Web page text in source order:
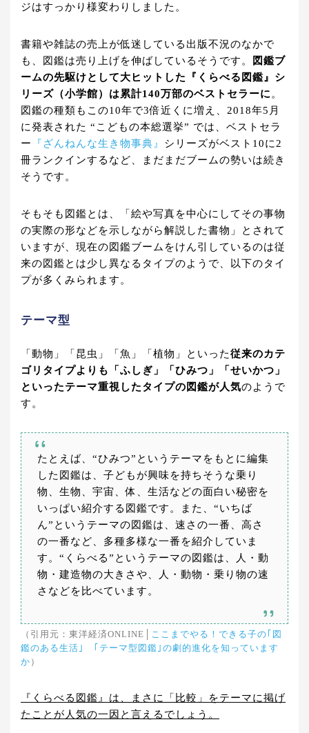
ジはすっかり様変わりしました。
書籍や雑誌の売上が低迷している出版不況のなかで
も、図鑑は売り上げを伸ばしているそうです。
図鑑ブ
ームの先駆けとして大ヒットした『くらべる図鑑』シ
リーズ（小学館）は累計140万部のベストセラーに 。
図鑑の種類もこの10年で3倍近くに増え、2018年5月
に発表された “こどもの本総選挙” では、ベストセラ
ー
『ざんねんな生き物事典』 シリーズがベスト10に2
冊ランクインするなど、まだまだブームの勢いは続き
そうです。
そもそも図鑑とは、「絵や写真を中心にしてその事物
の実際の形などを示しながら解説した書物」とされて
いますが、現在の図鑑ブームをけん引しているのは従
来の図鑑とは少し異なるタイプのようで、以下のタイ
プが多くみられます。
テーマ型
「動物」「昆虫」「魚」「植物」といった従来のカテ
ゴリタイプよりも「ふしぎ」「ひみつ」「せいかつ」
といったテーマ重視したタイプの図鑑が人気のようで
す。
たとえば、“ひみつ”というテーマをもとに編集
した図鑑は、子どもが興味を持ちそうな乗り
物、生物、宇宙、体、生活などの面白い秘密を
いっぱい紹介する図鑑です。また、“いちば
ん”というテーマの図鑑は、速さの一番、高さ
の一番など、多種多様な一番を紹介していま
す。“くらべる”というテーマの図鑑は、人・動
物・建造物の大きさや、人・動物・乗り物の速
さなどを比べています。
（引用元：東洋経済ONLINE│
ここまでやる！できる子の｢図
鑑のある生活｣ ｢テーマ型図鑑｣の劇的進化を知っています
か ）
『くらべる図鑑』は、まさに「比較」をテーマに掲げ
たことが人気の一因と言えるでしょう。